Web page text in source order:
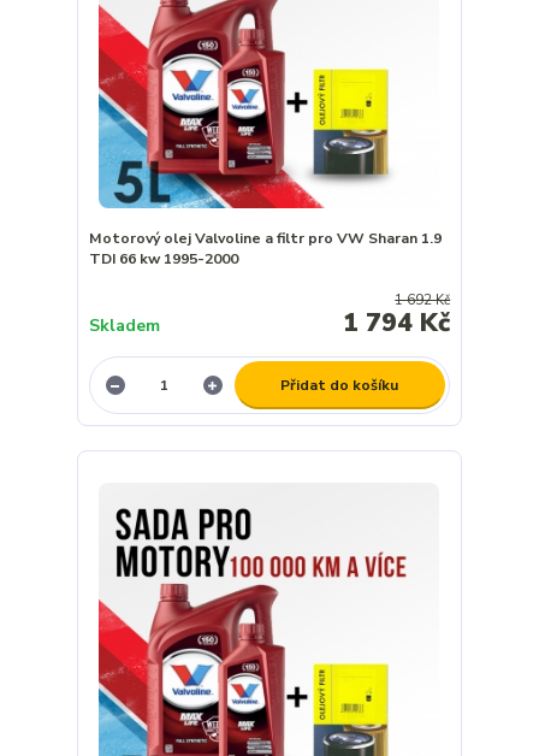
Motorový olej Valvoline a filtr pro VW Sharan 1.9
TDI 66 kw 1995-2000
1 692 Kč
1 794 Kč
Skladem
Přidat do košíku